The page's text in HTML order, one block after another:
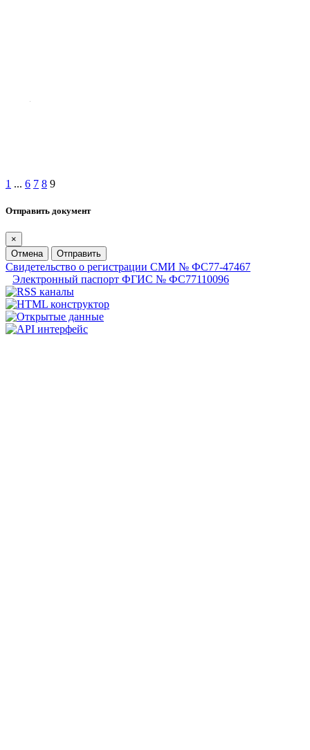
1 ... 6 7 8 9
Отправить документ
×
Отмена
Отправить
Свидетельство о регистрации СМИ № ФС77-47467
Электронный паспорт ФГИС № ФС77110096